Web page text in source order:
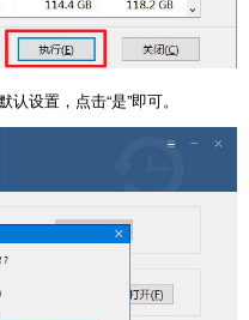
认设置，点击“是”即可。